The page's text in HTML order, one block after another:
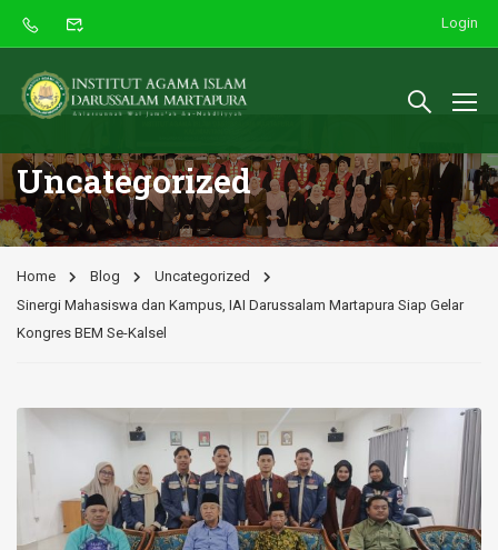
Login
Uncategorized
Home Blog
Uncategorized
Sinergi Mahasiswa dan Kampus, IAI Darussalam Martapura Siap Gelar
Kongres BEM Se-Kalsel